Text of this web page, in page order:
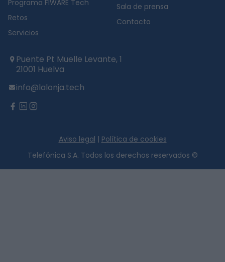
Programa FIWARE Tech
Retos
Servicios
Sala de prensa
Contacto
Puente Pt Muelle Levante, 1
21001 Huelva
info@lalonja.tech
twitter
facebook
linkedin
Aviso legal | Política de cookies
Telefónica S.A. Todos los derechos reservados ©